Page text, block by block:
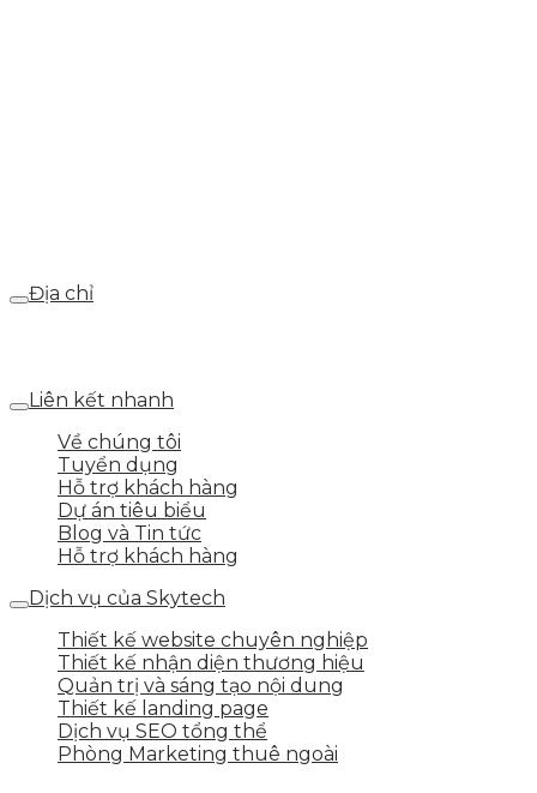
Địa chỉ
Liên kết nhanh
Về chúng tôi
Tuyển dụng
Hỗ trợ khách hàng
Dự án tiêu biểu
Blog và Tin tức
Hỗ trợ khách hàng
Dịch vụ của Skytech
Thiết kế website chuyên nghiệp
Thiết kế nhận diện thương hiệu
Quản trị và sáng tạo nội dung
Thiết kế landing page
Dịch vụ SEO tổng thể
Phòng Marketing thuê ngoài